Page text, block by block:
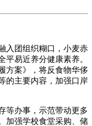
团组织糊口，小麦赤
平易近养分健康素养。
方案》，将反食物华侈
的主要内容，加强口岸
办事，示范带动更多
加强学校食堂采购、储